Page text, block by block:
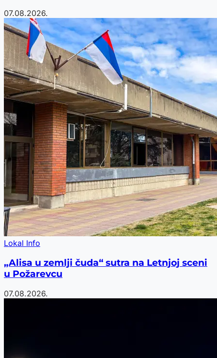
07.08.2026.
Lokal Info
„Alisa u zemlji čuda“ sutra na Letnjoj sceni
u Požarevcu
07.08.2026.